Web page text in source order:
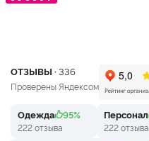
ОТЗЫВЫ ·336
Проверены Яндексом
Одежда 95%
222 отзыва
Персонал
222 отзыва